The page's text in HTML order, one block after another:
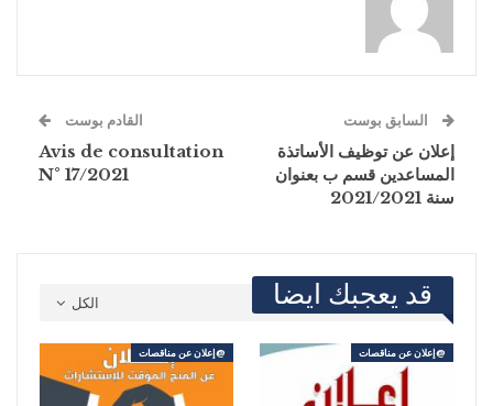
السابق بوست
إعلان عن توظيف الأساتذة
المساعدين قسم ب بعنوان
سنة 2021/2021
القادم بوست
Avis de consultation
N° 17/2021
الكل قد يعجبك ايضا
@إعلان عن مناقصات @إعلان عن مناقصات